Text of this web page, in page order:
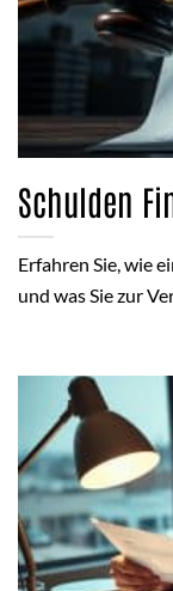
Schulden
Erfahren Sie, wie
und was Sie zur